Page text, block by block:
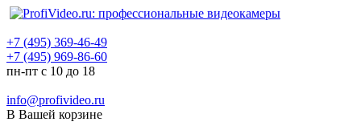
+7 (495) 369-46-49
+7 (495) 969-86-60
пн-пт с 10 до 18
info@profivideo.ru
В Вашей корзине